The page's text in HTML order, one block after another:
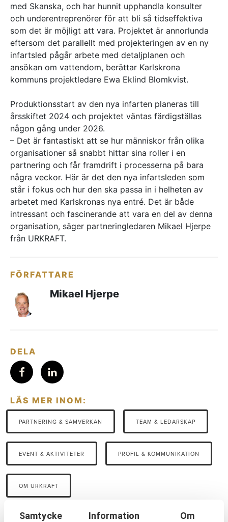
Samtycke Information Om
med Skanska, och har hunnit upphandla konsulter
och underentreprenörer för att bli så tidseffektiva
som det är möjligt att vara. Projektet är annorlunda
eftersom det parallellt med projekteringen av en ny
infartsled pågår arbete med detaljplanen och
ansökan om vattendom, berättar Karlskrona
kommuns projektledare Ewa Eklind Blomkvist.
Produktionsstart av den nya infarten planeras till
årsskiftet 2024 och projektet väntas färdigställas
någon gång under 2026.
– Det är fantastiskt att se hur människor från olika
organisationer så snabbt hittar sina roller i en
partnering och får framdrift i processerna på bara
några veckor. Här är det den nya infartsleden som
står i fokus och hur den ska passa in i helheten av
arbetet med Karlskronas nya entré. Det är både
intressant och fascinerande att vara en del av denna
organisation, säger partneringledaren Mikael Hjerpe
från URKRAFT.
FÖRFATTARE
Mikael Hjerpe
DELA
LÄS MER INOM:
PARTNERING & SAMVERKAN TEAM & LEDARSKAP
EVENT & AKTIVITETER PROFIL & KOMMUNIKATION
OM URKRAFT
SENASTE NYHETERNA